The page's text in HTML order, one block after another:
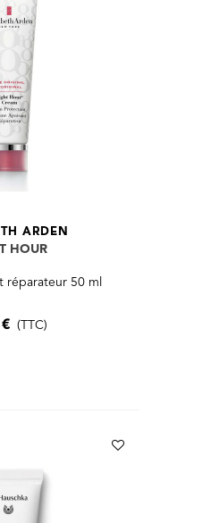
ARDEN
HOUR
réparateur 50 ml
€ (TTC)